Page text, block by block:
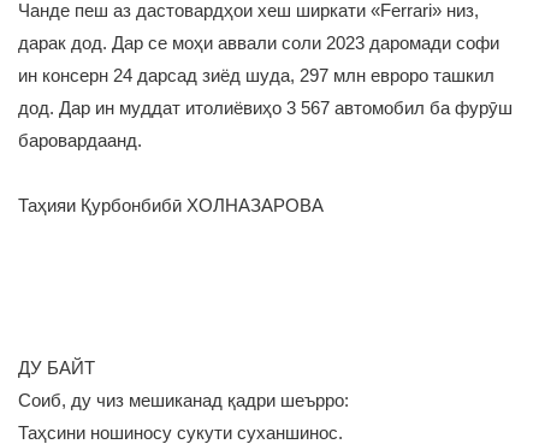
Чанде пеш аз дастовардҳои хеш ширкати «Ferrari» низ,
дарак дод. Дар се моҳи аввали соли 2023 даромади софи
ин консерн 24 дарсад зиёд шуда, 297 млн евроро ташкил
дод. Дар ин муддат итолиёвиҳо 3 567 автомобил ба фурӯш
баровардаанд.
Таҳияи Қурбонбибӣ ХОЛНАЗАРОВА
ДУ БАЙТ
Соиб, ду чиз мешиканад қадри шеърро:
Таҳсини ношиносу сукути суханшинос.